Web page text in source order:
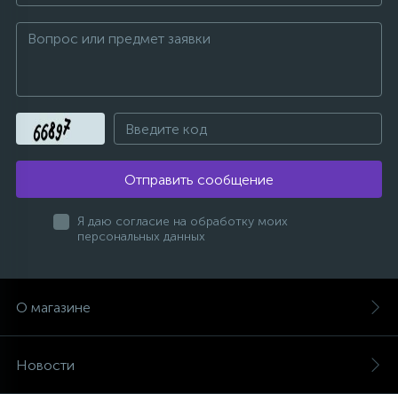
Отправить сообщение
Я даю согласие на обработку моих
персональных данных
О магазине
Новости